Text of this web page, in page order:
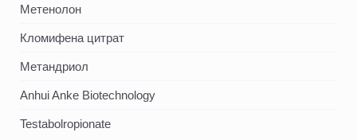
Метенолон
Кломифена цитрат
Метандриол
Anhui Anke Biotechnology
Testabolropionate